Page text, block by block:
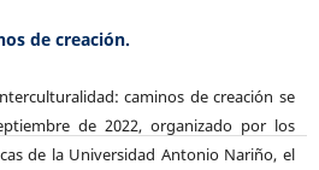
de creación.
caminos de creación se
de 2022, organizado por los
de la Universidad Antonio Nariño, el